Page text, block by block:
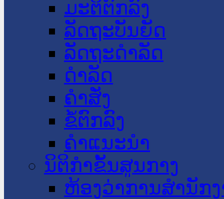
ມະຕິຕົກລົງ
ລັດຖະບັນຍັດ
ລັດຖະດໍາລັດ
ດໍາລັດ
ຄໍາສັ່ງ
ຂໍ້ຕົກລົງ
ຄໍາແນະນໍາ
ນິຕິກໍາຂັ້ນສູນກາງ
ຫ້ອງວ່າການສໍານັກ